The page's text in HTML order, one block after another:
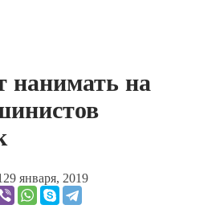
нанимать на
29 января, 2019